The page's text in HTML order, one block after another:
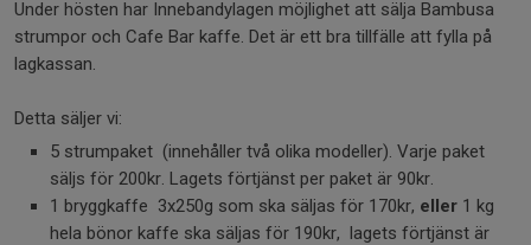
Under hösten har Innebandylagen möjlighet att sälja Bambusa
strumpor och Cafe Bar kaffe. Det är ett bra tillfälle att fylla på
lagkassan.
Detta säljer vi:
5 strumpaket (innehåller två olika modeller). Varje paket
säljs för 200kr. Lagets förtjänst per paket är 90kr.
1 bryggkaffe 3x250g som ska säljas för 170kr, eller 1 kg
hela bönor kaffe ska säljas för 190kr, lagets förtjänst är